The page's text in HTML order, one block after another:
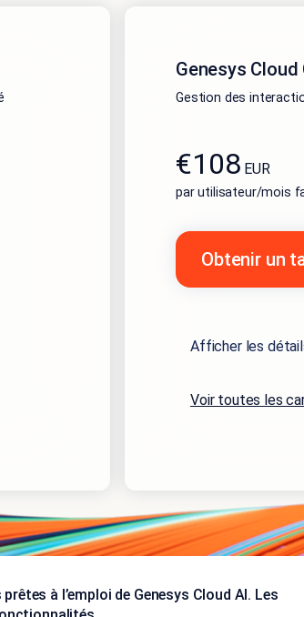
Genesys Cloud
Gestion des
€108 EUR
par utilisateur/mois
Obtenir un
Afficher les
Voir toutes les
à l’emploi de Genesys Cloud AI. Les